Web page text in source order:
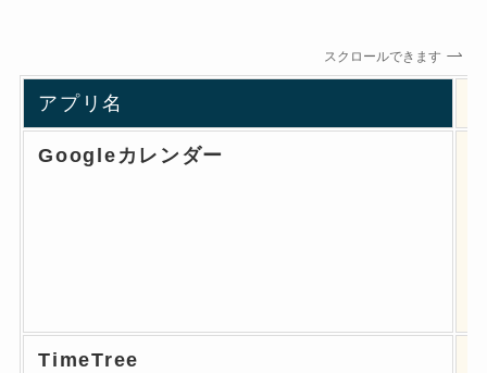
スクロールできます
アプリ名
Googleカレンダー
TimeTree